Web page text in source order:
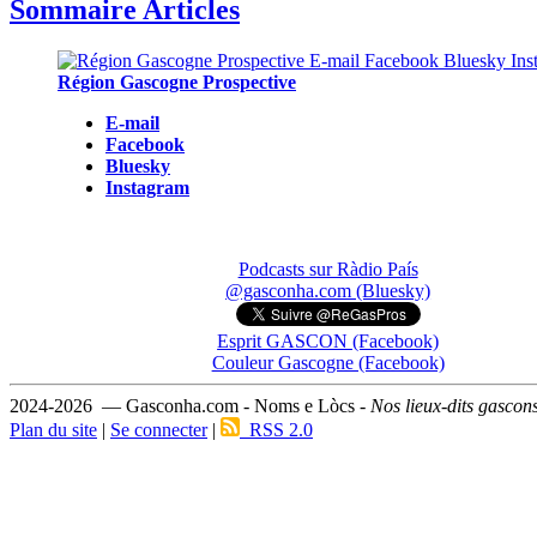
Sommaire Articles
Région Gascogne Prospective
E-mail
Facebook
Bluesky
Instagram
Podcasts sur Ràdio País
@gasconha.com (Bluesky)
Esprit GASCON (Facebook)
Couleur Gascogne (Facebook)
2024-2026 — Gasconha.com - Noms e Lòcs - Nos lieux-dits
Plan du site | Se connecter| RSS 2.0